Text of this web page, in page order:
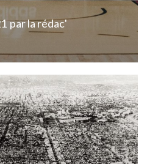
parla rédac'